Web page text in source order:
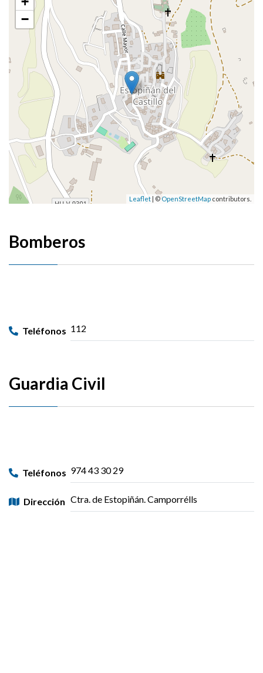
−
Leaflet | ©OpenStreetMap contributors.
Bomberos
Teléfonos 112
Guardia Civil
Teléfonos 974 43 30 29
Dirección Ctra. de Estopiñán. Camporrélls